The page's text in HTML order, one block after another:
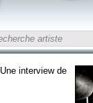
Une interview de